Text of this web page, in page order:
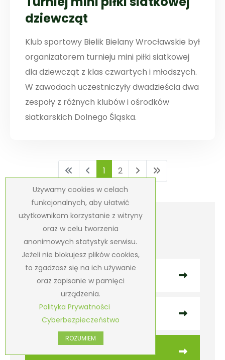
dziewcząt
Klub sportowy Bielik Bielany Wrocławskie był
organizatorem turnieju mini piłki siatkowej
dla dziewcząt z klas czwartych i młodszych.
W zawodach uczestniczyły dwadzieścia dwa
zespoły z różnych klubów i ośrodków
siatkarskich Dolnego Śląska.
1 2
Kategorie
Aktualności
Wydarzenia sportowe
Używamy cookies w celach
funkcjonalnych, aby ułatwić
użytkownikom korzystanie z witryny
oraz w celu tworzenia
anonimowych statystyk serwisu.
Jeżeli nie blokujesz plików cookies,
to zgadzasz się na ich używanie
oraz zapisanie w pamięci
urządzenia.
Polityka Prywatności
Cyberbezpieczeństwo
ROZUMIEM